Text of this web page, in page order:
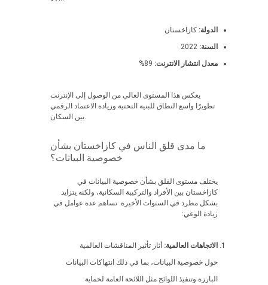
الدولة: كازاخستان
السنة:
معدل انتشار الانترنت:
يعكس هذا المستوى العالي من الوصول إلى الإنترنت
تطويرًا واسع النطاق للبنية التحتية وزيادة الاعتماد الرقمي
بين السكان.
ما مدى قلق الناس في كازاخستان بشأن
خصوصية البيانات؟
يختلف مستوى القلق بشأن خصوصية البيانات في
كازاخستان بين الأفراد والتركيبة السكانية، ولكنه يتزايد
بشكل مطرد في السنوات الأخيرة. تساهم عدة عوامل في
زيادة الوعي:
الاتجاهات العالمية: أثار تأثير المناقشات العالمية
حول خصوصية البيانات، بما في ذلك انتهاكات البيانات
البارزة وتنفيذ اللوائح مثل اللائحة العامة لحماية